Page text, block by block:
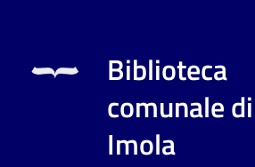
Patto
Biblioteca
comunale di
Imola